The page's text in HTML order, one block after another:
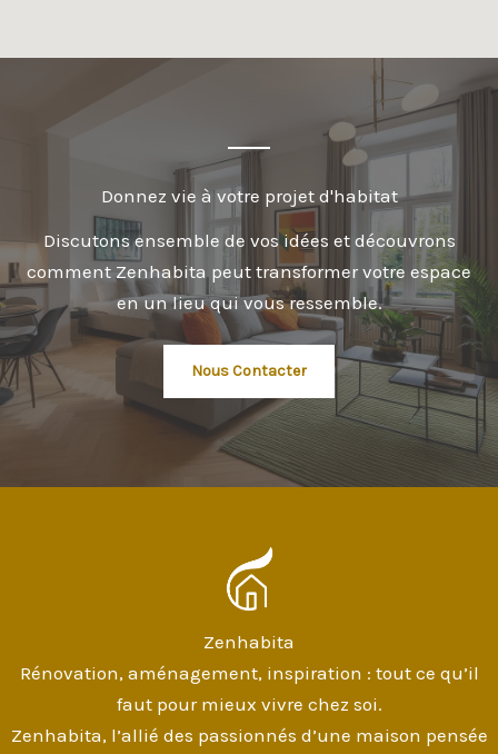
Donnez vie à votre projet d'habitat
Discutons ensemble de vos idées et découvrons
comment Zenhabita peut transformer votre espace
en un lieu qui vous ressemble.
Nous Contacter
Zenhabita
Rénovation, aménagement, inspiration : tout ce qu’il
faut pour mieux vivre chez soi.
Zenhabita, l’allié des passionnés d’une maison pensée